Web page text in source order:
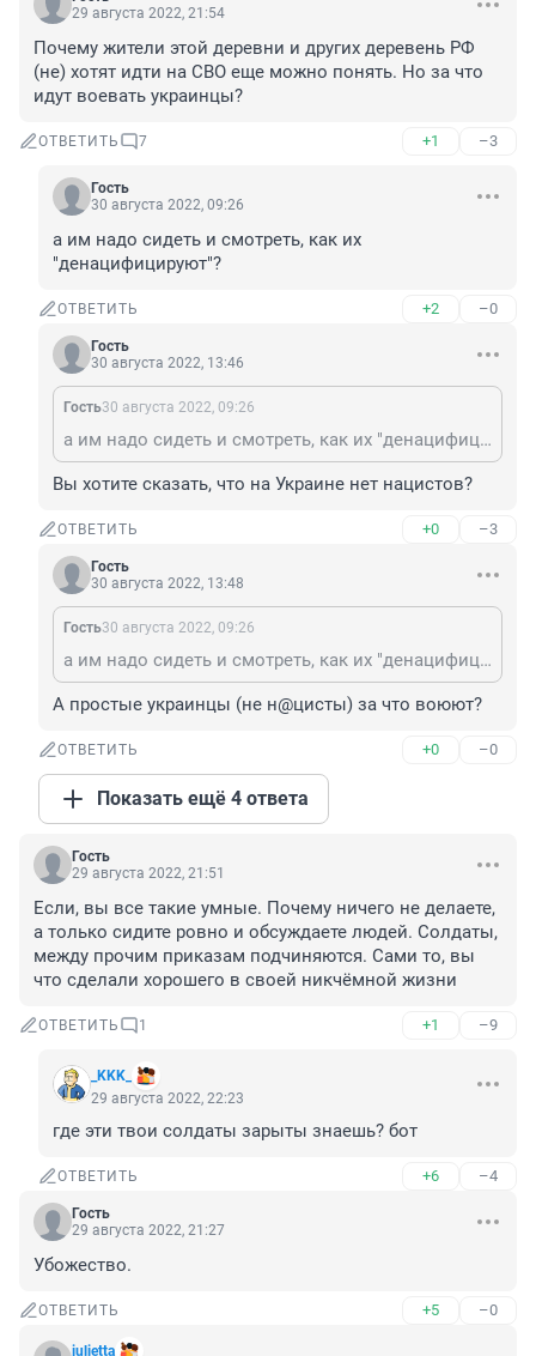
29 августа 2022, 21:54
Почему жители этой деревни и других деревень РФ
(не) хотят идти на СВО еще можно понять. Но за что
идут воевать украинцы?
ОТВЕТИТЬ 7 +1 –3
Гость
30 августа 2022, 09:26
а им надо сидеть и смотреть, как их
"денацифицируют"?
ОТВЕТИТЬ +2 –0
Гость
30 августа 2022, 13:46
Гость30 августа 2022, 09:26
а им надо сидеть и смотреть, как их "денацифицируют"?
Вы хотите сказать, что на Украине нет нацистов?
ОТВЕТИТЬ +0 –3
Гость
30 августа 2022, 13:48
Гость30 августа 2022, 09:26
а им надо сидеть и смотреть, как их "денацифицируют"?
А простые украинцы (не н@цисты) за что воюют?
ОТВЕТИТЬ +0 –0
Показать ещё 4 ответа
Гость
29 августа 2022, 21:51
Если, вы все такие умные. Почему ничего не делаете,
а только сидите ровно и обсуждаете людей. Солдаты,
между прочим приказам подчиняются. Сами то, вы
что сделали хорошего в своей никчёмной жизни
ОТВЕТИТЬ 1 +1 –9
_KKK_
29 августа 2022, 22:23
где эти твои солдаты зарыты знаешь? бот
ОТВЕТИТЬ +6 –4
Гость
29 августа 2022, 21:27
Убожество.
ОТВЕТИТЬ +5 –0
julietta